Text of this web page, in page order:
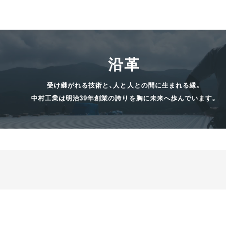
沿革
受け継がれる技術と、人と人との間に生まれる縁。
中村工業は明治39年創業の誇りを胸に未来へ歩んでいます。